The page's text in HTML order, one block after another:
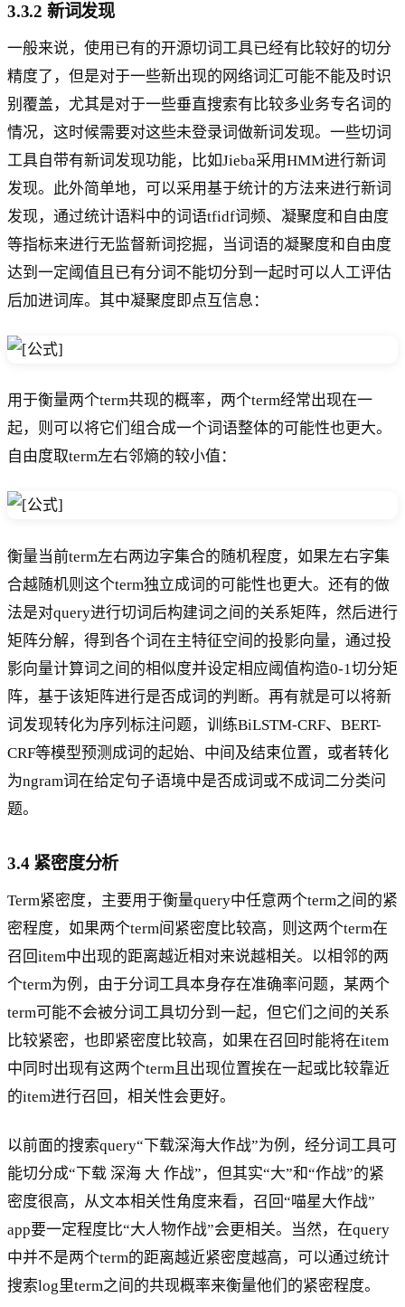
3.3.2 新词发现
一般来说，使用已有的开源切词工具已经有比较好的切分
精度了，但是对于一些新出现的网络词汇可能不能及时识
别覆盖，尤其是对于一些垂直搜索有比较多业务专名词的
情况，这时候需要对这些未登录词做新词发现。一些切词
工具自带有新词发现功能，比如Jieba采用HMM进行新词
发现。此外简单地，可以采用基于统计的方法来进行新词
发现，通过统计语料中的词语tfidf词频、凝聚度和自由度
等指标来进行无监督新词挖掘，当词语的凝聚度和自由度
达到一定阈值且已有分词不能切分到一起时可以人工评估
后加进词库。其中凝聚度即点互信息：
用于衡量两个term共现的概率，两个term经常出现在一
起，则可以将它们组合成一个词语整体的可能性也更大。
自由度取term左右邻熵的较小值：
衡量当前term左右两边字集合的随机程度，如果左右字集
合越随机则这个term独立成词的可能性也更大。还有的做
法是对query进行切词后构建词之间的关系矩阵，然后进行
矩阵分解，得到各个词在主特征空间的投影向量，通过投
影向量计算词之间的相似度并设定相应阈值构造0-1切分矩
阵，基于该矩阵进行是否成词的判断。再有就是可以将新
词发现转化为序列标注问题，训练BiLSTM-CRF、BERT-
CRF等模型预测成词的起始、中间及结束位置，或者转化
为ngram词在给定句子语境中是否成词或不成词二分类问
题。
3.4 紧密度分析
Term紧密度，主要用于衡量query中任意两个term之间的紧
密程度，如果两个term间紧密度比较高，则这两个term在
召回item中出现的距离越近相对来说越相关。以相邻的两
个term为例，由于分词工具本身存在准确率问题，某两个
term可能不会被分词工具切分到一起，但它们之间的关系
比较紧密，也即紧密度比较高，如果在召回时能将在item
中同时出现有这两个term且出现位置挨在一起或比较靠近
的item进行召回，相关性会更好。
以前面的搜索query“下载深海大作战”为例，经分词工具可
能切分成“下载 深海 大 作战”，但其实“大”和“作战”的紧
密度很高，从文本相关性角度来看，召回“喵星大作战”
app要一定程度比“大人物作战”会更相关。当然，在query
中并不是两个term的距离越近紧密度越高，可以通过统计
搜索log里term之间的共现概率来衡量他们的紧密程度。